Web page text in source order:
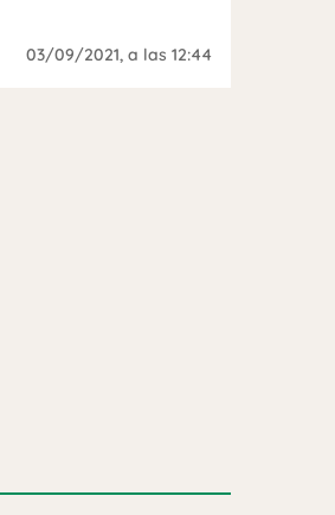
03/09/2021, a las 12:44